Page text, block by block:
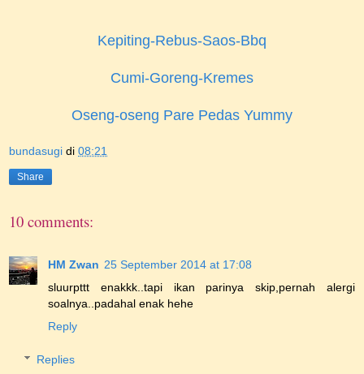
Kepiting-Rebus-Saos-Bbq
Cumi-Goreng-Kremes
Oseng-oseng Pare Pedas Yummy
bundasugi di 08:21
Share
10 comments:
HM Zwan 25 September 2014 at 17:08
sluurpttt enakkk..tapi ikan parinya skip,pernah alergi
soalnya..padahal enak hehe
Reply
Replies